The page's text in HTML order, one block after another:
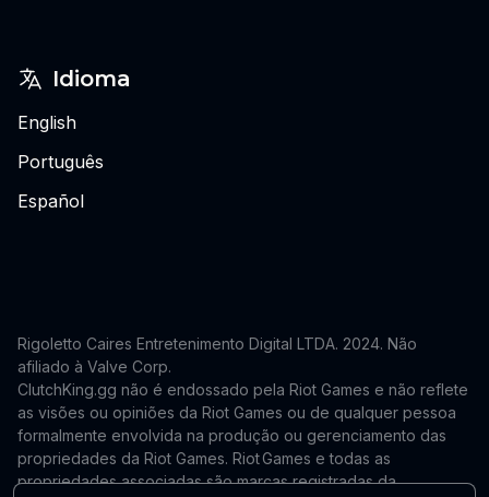
Idioma
English
Português
Español
Rigoletto Caires Entretenimento Digital LTDA. 2024. Não
afiliado à Valve Corp.
ClutchKing.gg não é endossado pela Riot Games e não reflete
as visões ou opiniões da Riot Games ou de qualquer pessoa
formalmente envolvida na produção ou gerenciamento das
propriedades da Riot Games. Riot Games e todas as
propriedades associadas são marcas registradas da